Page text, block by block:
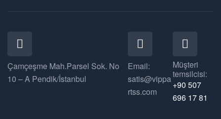
Çamçeşme Mah.Parsel Sok. No
10 – A Pendik/İstanbul
Email:
satis@vippa
rtss.com
Müşteri
temsilcisi:
+90 507
696 17 81